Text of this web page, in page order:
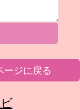
ージに戻る